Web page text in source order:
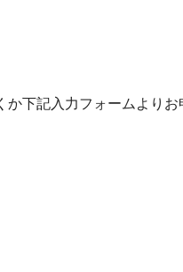
下記入力フォームより